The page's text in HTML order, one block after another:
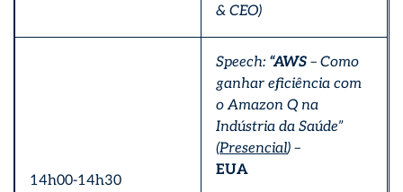
& CEO)
14h00-14h30
Speech: “AWS – Como
ganhar eficiência com
o Amazon Q na
Indústria da Saúde”
(Presencial) –
EUA